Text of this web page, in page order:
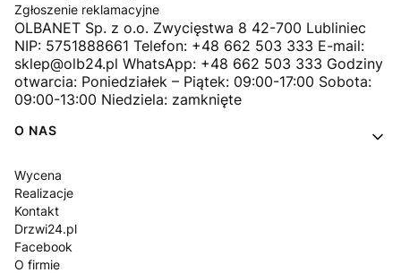
Zgłoszenie reklamacyjne
OLBANET Sp. z o.o. Zwycięstwa 8 42-700 Lubliniec
NIP: 5751888661 Telefon: +48 662 503 333 E-mail:
sklep@olb24.pl WhatsApp: +48 662 503 333 Godziny
otwarcia: Poniedziałek – Piątek: 09:00-17:00 Sobota:
09:00-13:00 Niedziela: zamknięte
O NAS
Wycena
Realizacje
Kontakt
Drzwi24.pl
Facebook
O firmie